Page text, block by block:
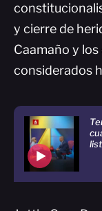
y cierre de
Caamaño y
considerados